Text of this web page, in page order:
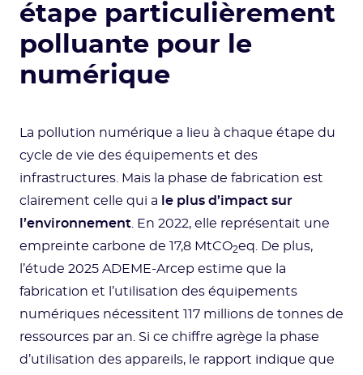
étape particulièrement
polluante pour le
numérique
La pollution numérique a lieu à chaque étape du
cycle de vie des équipements et des
infrastructures. Mais la phase de fabrication est
clairement celle qui a
le plus d’impact sur
l’environnement . En 2022, elle représentait une
empreinte carbone de 17,8 MtCO2eq. De plus,
l’étude 2025 ADEME-Arcep estime que la
fabrication et l’utilisation des équipements
numériques nécessitent 117 millions de tonnes de
ressources par an. Si ce chiffre agrège la phase
d’utilisation des appareils, le rapport indique que